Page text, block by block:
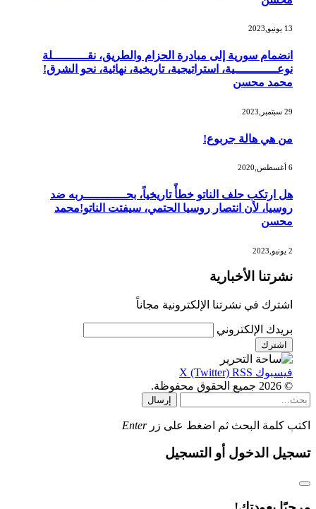
13 يونيو,2023
انضمام سورية إلى مبادرة الحزام والطريق، نقــــــــــلة
نوعــــــــــــية، استراتيجية، تاريخية، نهائية، نحو الشرق!
محمد محسن
29 سبتمبر,2023
من هي هالة جربوع!
هل ارتكب حلف الناتو خطأً تاريخياً، بحــــــــــــربه ضد
روسيا، لأن انتصار روسيا الحتمي، سيفتت الناتو!محمد
محسن
نشرتنا الأخبارية
اشترك في نشرتنا الإلكترونية مجاناً
بريدك الإلكتروني
فيسبوك X (Twitter) RSS
© 2026 جميع الحقوق محفوظة.
إرسال
اكتب كلمة البحث ثم اضغط على زر Enter
تسجيل الدخول أو التسجيل